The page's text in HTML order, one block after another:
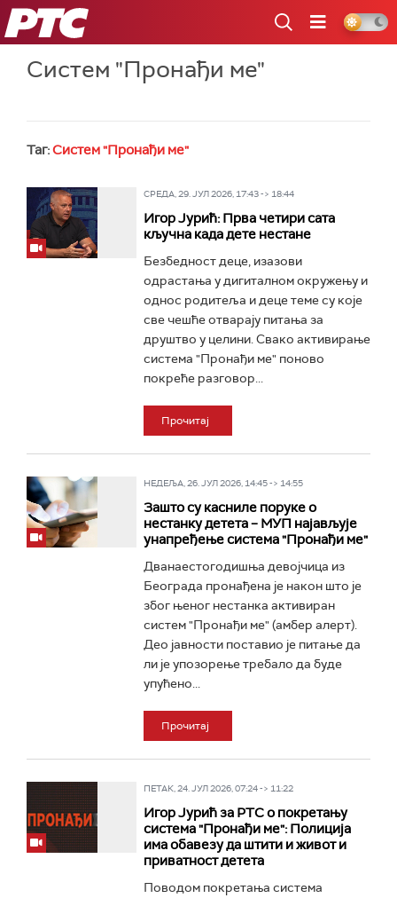
РТС
Систем "Пронађи ме"
Таг:Систем "Пронађи ме"
СРЕДА, 29. ЈУЛ 2026, 17:43 -> 18:44
Игор Јурић: Прва четири сата
кључна када дете нестане
Безбедност деце, изазови
одрастања у дигиталном окружењу и
однос родитеља и деце теме су које
све чешће отварају питања за
друштво у целини. Свако активирање
система "Пронађи ме" поново
покреће разговор...
Прочитај
НЕДЕЉА, 26. ЈУЛ 2026, 14:45 -> 14:55
Зашто су касниле поруке о
нестанку детета – МУП најављује
унапређење система "Пронађи ме"
Дванаестогодишња девојчица из
Београда пронађена је након што је
због њеног нестанка активиран
систем "Пронађи ме" (амбер алерт).
Део јавности поставио је питање да
ли је упозорење требало да буде
упућено...
Прочитај
ПЕТАК, 24. ЈУЛ 2026, 07:24 -> 11:22
Игор Јурић за РТС о покретању
система "Пронађи ме": Полиција
има обавезу да штити и живот и
приватност детета
Поводом покретања система